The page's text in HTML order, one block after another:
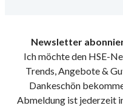
Newsletter
Ich möchte den HSE-
Trends, Angebote &
Dankeschön
Abmeldung ist jederzeit